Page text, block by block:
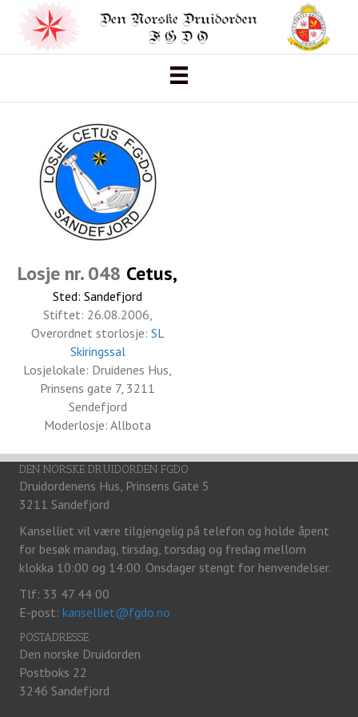
Losje nr. 048 Cetus,
Sted: Sandefjord
Stiftet: 26.08.2006,
Overordnet storlosje: SL
Skiringssal
Losjelokale: Druidenes Hus,
Prinsens gate 7, 3211
Sendefjord
Moderlosje: Allbota
DEN NORSKE DRUIDORDEN FGDO
Druidordenens Hus, Prinsens Gate 5
3211 Sandefjord
Kanselliet vil være tilgjengelig på telefon og holde åpent
for besøk mandag, tirsdag, torsdag og fredag mellom
klokka 10:00 og 14:00. Onsdager stengt for henvendelser.
Tlf: 33 47 44 00
E-post: kanselliet@fgdo.no
POSTADRESSE
Den norske Druidorden
Postboks 22
3246 Sandefjord